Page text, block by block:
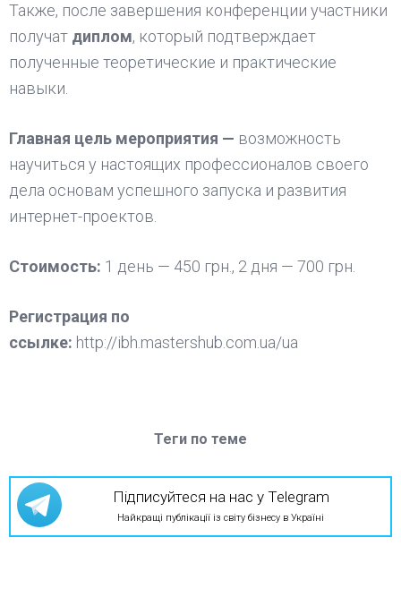
Также, после завершения конференции участники
получат диплом, который подтверждает
полученные теоретические и практические
навыки.
Главная цель мероприятия — возможность
научиться у настоящих профессионалов своего
дела основам успешного запуска и развития
интернет-проектов.
Стоимость: 1 день — 450 грн., 2 дня — 700 грн.
Регистрация по
ссылке: http://ibh.mastershub.com.ua/ua
Теги по теме
Підписуйтеся на нас у Telegram
Найкращі публікації із світу бізнесу в Україні